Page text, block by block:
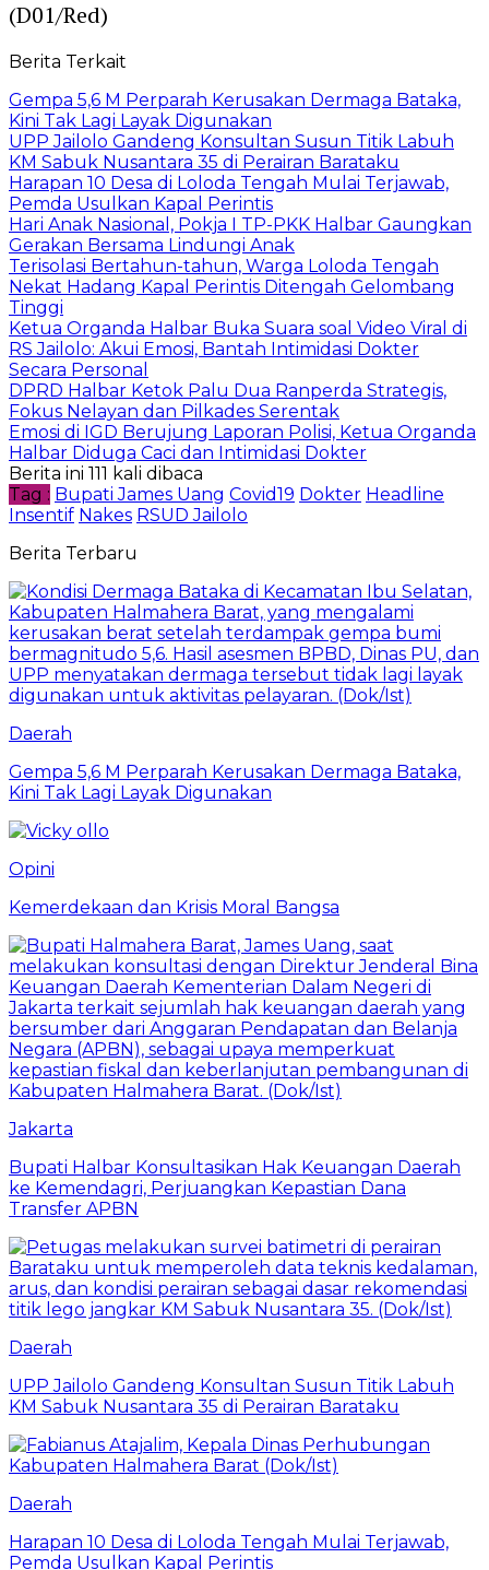
(D01/Red)
Berita Terkait
Gempa 5,6 M Perparah Kerusakan Dermaga Bataka,
Kini Tak Lagi Layak Digunakan
UPP Jailolo Gandeng Konsultan Susun Titik Labuh
KM Sabuk Nusantara 35 di Perairan Barataku
Harapan 10 Desa di Loloda Tengah Mulai Terjawab,
Pemda Usulkan Kapal Perintis
Hari Anak Nasional, Pokja I TP-PKK Halbar Gaungkan
Gerakan Bersama Lindungi Anak
Terisolasi Bertahun-tahun, Warga Loloda Tengah
Nekat Hadang Kapal Perintis Ditengah Gelombang
Tinggi
Ketua Organda Halbar Buka Suara soal Video Viral di
RS Jailolo: Akui Emosi, Bantah Intimidasi Dokter
Secara Personal
DPRD Halbar Ketok Palu Dua Ranperda Strategis,
Fokus Nelayan dan Pilkades Serentak
Emosi di IGD Berujung Laporan Polisi, Ketua Organda
Halbar Diduga Caci dan Intimidasi Dokter
Berita ini 111 kali dibaca
Tag : Bupati James Uang Covid19 Dokter Headline
Insentif Nakes RSUD Jailolo
Berita Terbaru
Daerah
Gempa 5,6 M Perparah Kerusakan Dermaga Bataka,
Kini Tak Lagi Layak Digunakan
Opini
Kemerdekaan dan Krisis Moral Bangsa
Jakarta
Bupati Halbar Konsultasikan Hak Keuangan Daerah
ke Kemendagri, Perjuangkan Kepastian Dana
Transfer APBN
Daerah
UPP Jailolo Gandeng Konsultan Susun Titik Labuh
KM Sabuk Nusantara 35 di Perairan Barataku
Daerah
Harapan 10 Desa di Loloda Tengah Mulai Terjawab,
Pemda Usulkan Kapal Perintis